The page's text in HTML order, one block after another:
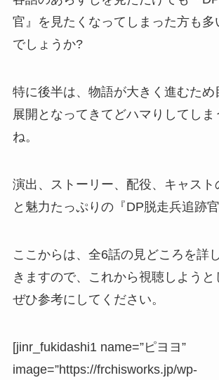
官』を見たくなってしまった方も多
でしょうか?
特に後半は、物語が大きく進むため
展開となってきてどハマりしてしま
ね。
演出、ストーリー、配役、キャスト
と魅力たっぷりの『DP脱走兵追跡官
ここからは、 全6話の見どころを詳
きますので、これから視聴しようと
ぜひ参考にしてください。
[jinr_fukidashi1 name=”ピヨヨ”
image=”https://frchisworks.jp/wp-